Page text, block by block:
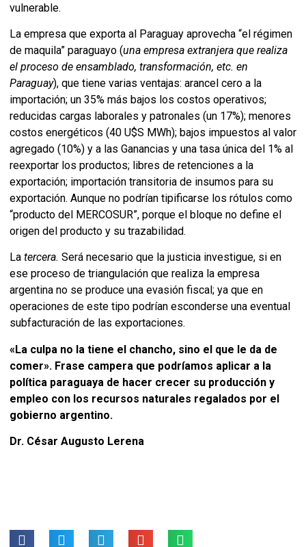
vulnerable.
La empresa que exporta al Paraguay aprovecha “el régimen
de maquila” paraguayo (una empresa extranjera que realiza
el proceso de ensamblado, transformación, etc. en
Paraguay), que tiene varias ventajas: arancel cero a la
importación; un 35% más bajos los costos operativos;
reducidas cargas laborales y patronales (un 17%); menores
costos energéticos (40 U$S MWh); bajos impuestos al valor
agregado (10%) y a las Ganancias y una tasa única del 1% al
reexportar los productos; libres de retenciones a la
exportación; importación transitoria de insumos para su
exportación. Aunque no podrían tipificarse los rótulos como
“producto del MERCOSUR”, porque el bloque no define el
origen del producto y su trazabilidad.
La tercera. Será necesario que la justicia investigue, si en
ese proceso de triangulación que realiza la empresa
argentina no se produce una evasión fiscal; ya que en
operaciones de este tipo podrían esconderse una eventual
subfacturación de las exportaciones.
«La culpa no la tiene el chancho, sino el que le da de
comer». Frase campera que podríamos aplicar a la
política paraguaya de hacer crecer su producción y
empleo con los recursos naturales regalados por el
gobierno argentino.
Dr. César Augusto Lerena